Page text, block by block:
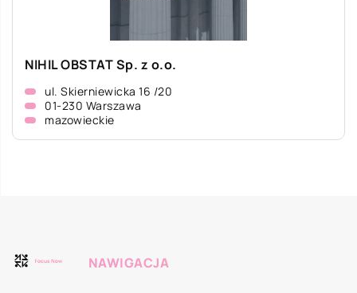
NIHIL OBSTAT Sp. z o.o.
ul. Skierniewicka 16 /20
01-230 Warszawa
mazowieckie
NAWIGACJA